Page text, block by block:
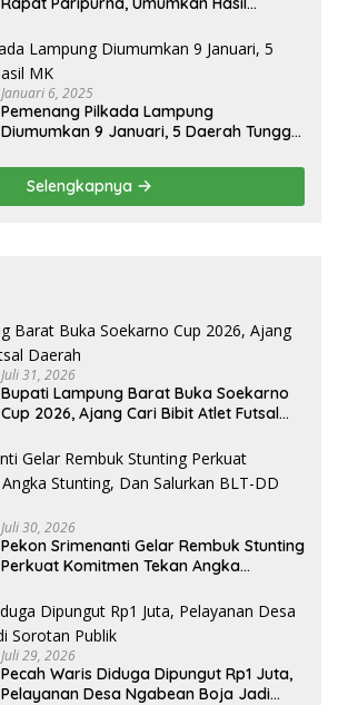
Januari 6, 2025
Pemenang Pilkada Lampung
Diumumkan 9 Januari, 5 Daerah Tunggu
Selengkapnya
Juli 31, 2026
Bupati Lampung Barat Buka Soekarno
Cup 2026, Ajang Cari Bibit Atlet Futsal
Juli 30, 2026
Pekon Srimenanti Gelar Rembuk Stunting
Perkuat Komitmen Tekan Angka
Kedua
Juli 29, 2026
Pecah Waris Diduga Dipungut Rp1 Juta,
Pelayanan Desa Ngabean Boja Jadi